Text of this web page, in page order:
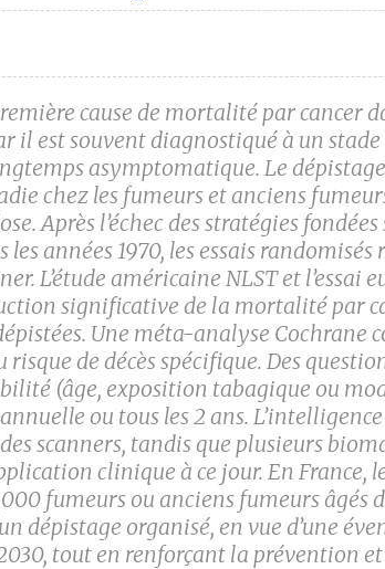
cause de mortalité par cancer
il est souvent diagnostiqué à un stade
asymptomatique. Le
chez les fumeurs et anciens
Après l’échec des stratégies fondées
années 1970, les essais randomisés
L’étude américaine NLST et l’essai
significative de la mortalité par
Une méta-analyse Cochrane
de décès spécifique. Des
(âge, exposition tabagique ou
ou tous les 2 ans.
scanners, tandis que plusieurs
clinique à ce jour. En France,
fumeurs ou anciens fumeurs âgés
dépistage organisé, en vue d’une
tout en renforçant la prévention et